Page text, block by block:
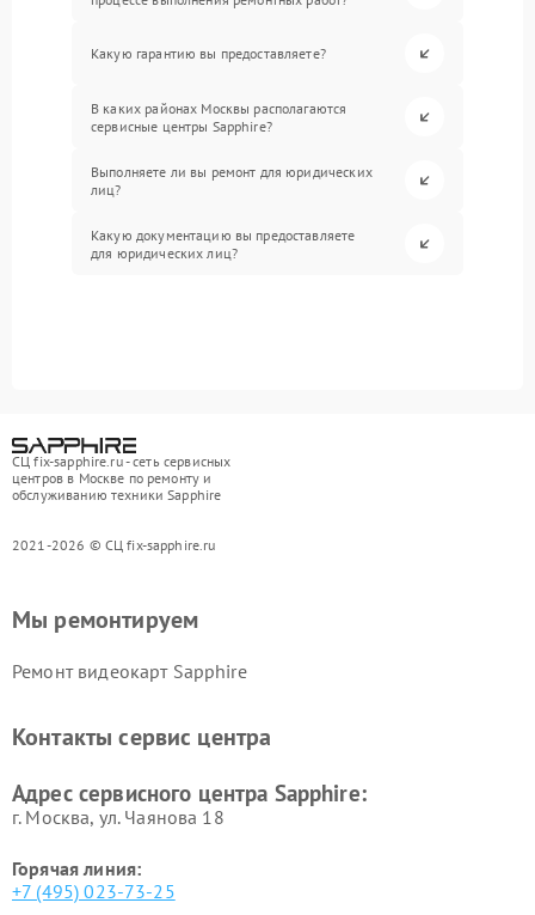
Какую гарантию вы предоставляете?
В каких районах Москвы располагаются
сервисные центры Sapphire?
Выполняете ли вы ремонт для юридических
лиц?
Какую документацию вы предоставляете
для юридических лиц?
СЦ fix-sapphire.ru - сеть сервисных
центров в Москве по ремонту и
обслуживанию техники Sapphire
2021-2026 © СЦ fix-sapphire.ru
Мы ремонтируем
Ремонт видеокарт Sapphire
Контакты сервис центра
Адрес сервисного центра Sapphire:
г. Москва, ул. Чаянова 18
Горячая линия:
+7 (495) 023-73-25